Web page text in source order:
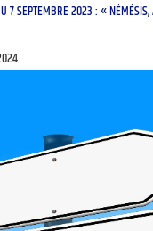
7 SEPTEMBRE 2023 : «